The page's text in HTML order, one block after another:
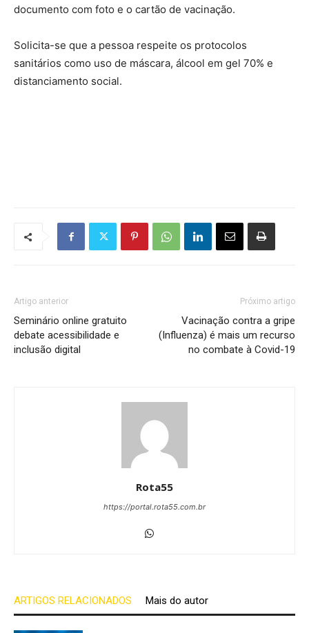
documento com foto e o cartão de vacinação.
Solicita-se que a pessoa respeite os protocolos
sanitários como uso de máscara, álcool em gel 70% e
distanciamento social.
Artigo anterior
Seminário online gratuito
debate acessibilidade e
inclusão digital
Próximo artigo
Vacinação contra a gripe
(Influenza) é mais um recurso
no combate à Covid-19
Rota55
https://portal.rota55.com.br
ARTIGOS RELACIONADOS Mais do autor